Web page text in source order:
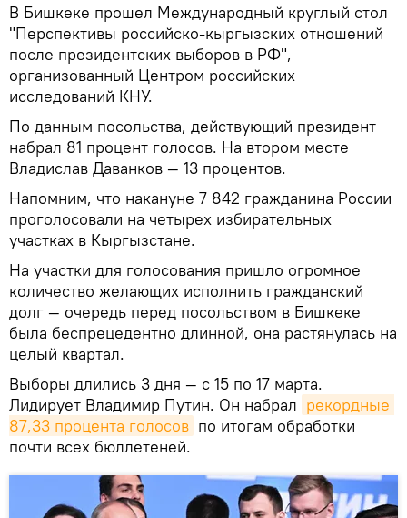
В Бишкеке прошел Международный круглый стол
"Перспективы российско-кыргызских отношений
после президентских выборов в РФ",
организованный Центром российских
исследований КНУ.
По данным посольства, действующий президент
набрал 81 процент голосов. На втором месте
Владислав Даванков — 13 процентов.
Напомним, что накануне 7 842 гражданина России
проголосовали на четырех избирательных
участках в Кыргызстане.
На участки для голосования пришло огромное
количество желающих исполнить гражданский
долг — очередь перед посольством в Бишкеке
была беспрецедентно длинной, она растянулась на
целый квартал.
Выборы длились 3 дня — с 15 по 17 марта.
Лидирует Владимир Путин. Он набрал рекордные
87,33 процента голосов по итогам обработки
почти всех бюллетеней.